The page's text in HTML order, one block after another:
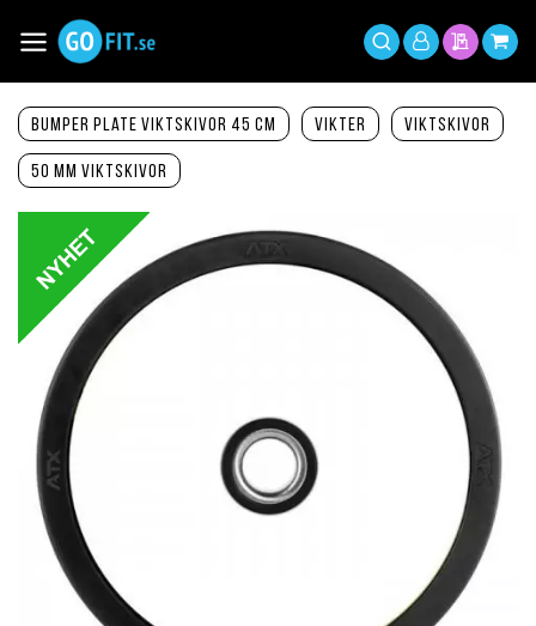
innehållet
Växla
Nav
Sök
Mitt
Min Min
Bumper Plate viktskivor 45 cm Vikter Viktskivor
50 mm viktskivor
slutet
bildgalleriet